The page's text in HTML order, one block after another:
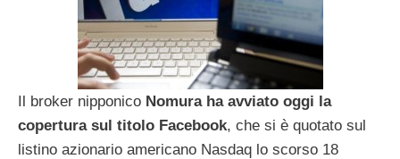
Il broker nipponico Nomura ha avviato oggi la
copertura sul titolo Facebook, che si è quotato sul
listino azionario americano Nasdaq lo scorso 18